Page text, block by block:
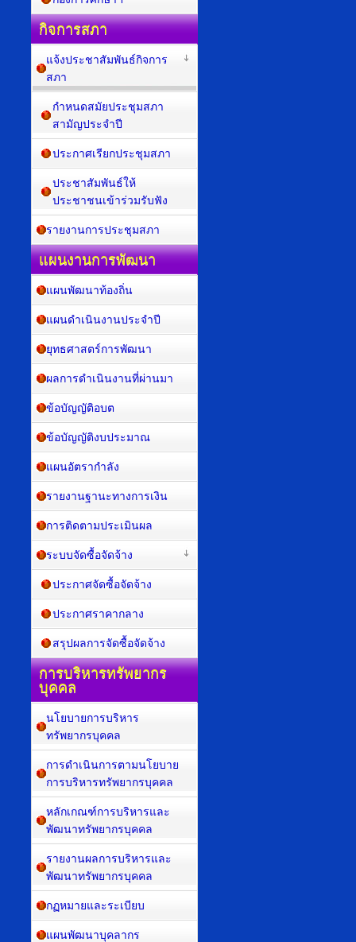
กิจการสภา
แจ้งประชาสัมพันธ์กิจการ
สภา
กำหนดสมัยประชุมสภา
สามัญประจำปี
ประกาศเรียกประชุมสภา
ประชาสัมพันธ์ให้
ประชาชนเข้าร่วมรับฟัง
รายงานการประชุมสภา
แผนงานการพัฒนา
แผนพัฒนาท้องถิ่น
แผนดำเนินงานประจำปี
ยุทธศาสตร์การพัฒนา
ผลการดำเนินงานที่ผ่านมา
ข้อบัญญัติอบต
ข้อบัญญัติงบประมาณ
แผนอัตรากำลัง
รายงานฐานะทางการเงิน
การติดตามประเมินผล
ระบบจัดซื้อจัดจ้าง
ประกาศจัดซื้อจัดจ้าง
ประกาศราคากลาง
สรุปผลการจัดซื้อจัดจ้าง
การบริหารทรัพยากร
บุคคล
นโยบายการบริหาร
ทรัพยากรบุคคล
การดำเนินการตามนโยบาย
การบริหารทรัพยากรบุคคล
หลักเกณฑ์การบริหารและ
พัฒนาทรัพยากรบุคคล
รายงานผลการบริหารและ
พัฒนาทรัพยากรบุคคล
กฏหมายและระเบียบ
แผนพัฒนาบุคลากร